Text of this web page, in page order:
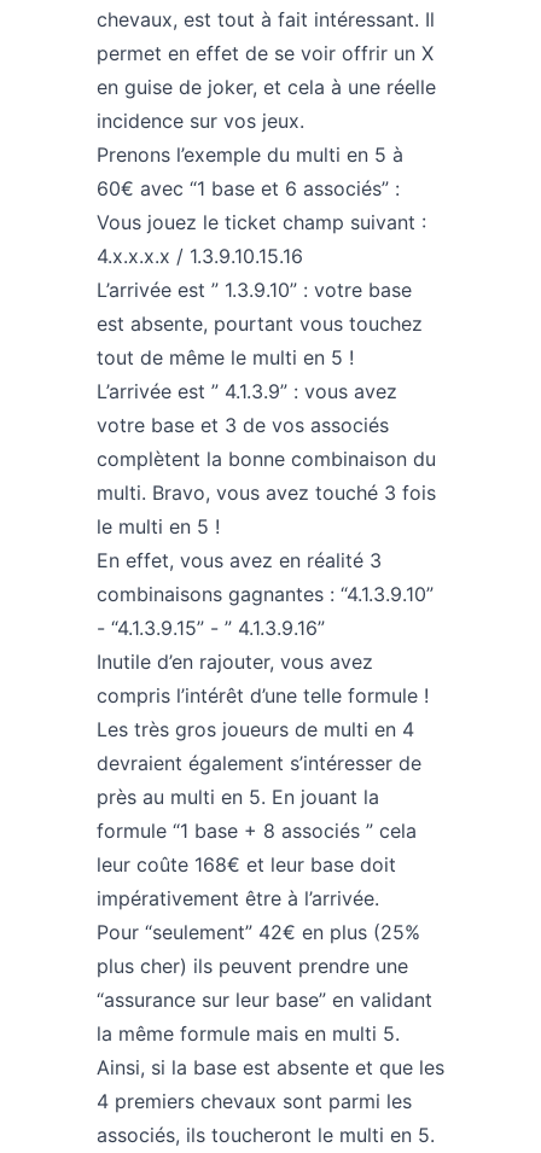
chevaux, est tout à fait intéressant. Il
permet en effet de se voir offrir un X
en guise de joker, et cela à une réelle
incidence sur vos jeux.
Prenons l’exemple du multi en 5 à
60€ avec “1 base et 6 associés” :
Vous jouez le ticket champ suivant :
4.x.x.x.x / 1.3.9.10.15.16
L’arrivée est ” 1.3.9.10” : votre base
est absente, pourtant vous touchez
tout de même le multi en 5 !
L’arrivée est ” 4.1.3.9” : vous avez
votre base et 3 de vos associés
complètent la bonne combinaison du
multi. Bravo, vous avez touché 3 fois
le multi en 5 !
En effet, vous avez en réalité 3
combinaisons gagnantes : “4.1.3.9.10”
- “4.1.3.9.15” - ” 4.1.3.9.16”
Inutile d’en rajouter, vous avez
compris l’intérêt d’une telle formule !
Les très gros joueurs de multi en 4
devraient également s’intéresser de
près au multi en 5. En jouant la
formule “1 base + 8 associés ” cela
leur coûte 168€ et leur base doit
impérativement être à l’arrivée.
Pour “seulement” 42€ en plus (25%
plus cher) ils peuvent prendre une
“assurance sur leur base” en validant
la même formule mais en multi 5.
Ainsi, si la base est absente et que les
4 premiers chevaux sont parmi les
associés, ils toucheront le multi en 5.